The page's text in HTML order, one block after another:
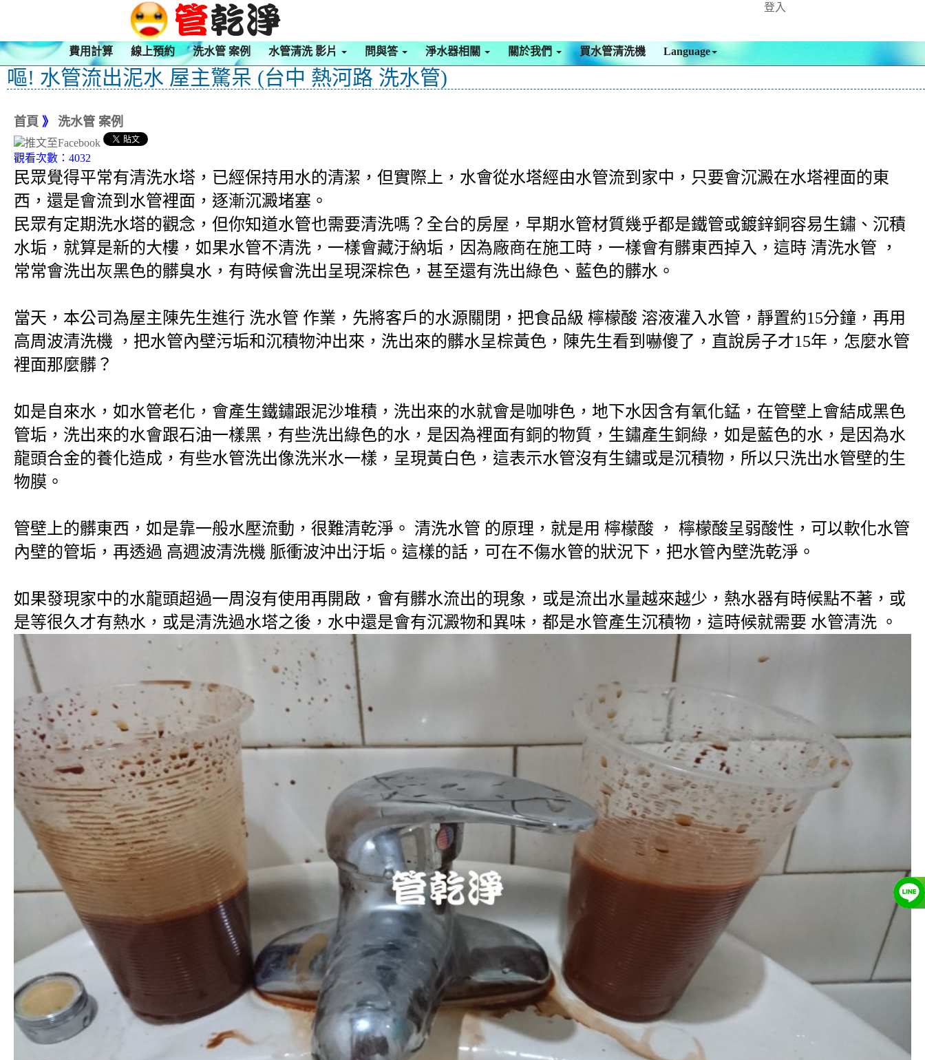
登入
費用計算 線上預約 洗水管 案例 水管清洗 影片 問與答 淨水器相關 關於我們 買水管清洗機 Language
嘔! 水管流出泥水 屋主驚呆 (台中 熱河路 洗水管)
首頁 》 洗水管 案例
觀看次數：4032
民眾覺得平常有清洗水塔，已經保持用水的清潔，但實際上，水會從水塔經由水管流到家中，只要會沉澱在水塔裡面的東
西，還是會流到水管裡面，逐漸沉澱堵塞。
民眾有定期洗水塔的觀念，但你知道水管也需要清洗嗎？全台的房屋，早期水管材質幾乎都是鐵管或鍍鋅銅容易生鏽、沉積
水垢，就算是新的大樓，如果水管不清洗，一樣會藏汙納垢，因為廠商在施工時，一樣會有髒東西掉入，這時 清洗水管 ，
常常會洗出灰黑色的髒臭水，有時候會洗出呈現深棕色，甚至還有洗出綠色、藍色的髒水。
當天，本公司為屋主陳先生進行 洗水管 作業，先將客戶的水源關閉，把食品級 檸檬酸 溶液灌入水管，靜置約15分鐘，再用
高周波清洗機 ，把水管內壁污垢和沉積物沖出來，洗出來的髒水呈棕黃色，陳先生看到嚇傻了，直說房子才15年，怎麼水管
裡面那麼髒？
如是自來水，如水管老化，會產生鐵鏽跟泥沙堆積，洗出來的水就會是咖啡色，地下水因含有氧化錳，在管壁上會結成黑色
管垢，洗出來的水會跟石油一樣黑，有些洗出綠色的水，是因為裡面有銅的物質，生鏽產生銅綠，如是藍色的水，是因為水
龍頭合金的養化造成，有些水管洗出像洗米水一樣，呈現黃白色，這表示水管沒有生鏽或是沉積物，所以只洗出水管壁的生
物膜。
管壁上的髒東西，如是靠一般水壓流動，很難清乾淨。 清洗水管 的原理，就是用 檸檬酸 ， 檸檬酸呈弱酸性，可以軟化水管
內壁的管垢，再透過 高週波清洗機 脈衝波沖出汙垢。這樣的話，可在不傷水管的狀況下，把水管內壁洗乾淨。
如果發現家中的水龍頭超過一周沒有使用再開啟，會有髒水流出的現象，或是流出水量越來越少，熱水器有時候點不著，或
是等很久才有熱水，或是清洗過水塔之後，水中還是會有沉澱物和異味，都是水管產生沉積物，這時候就需要 水管清洗 。